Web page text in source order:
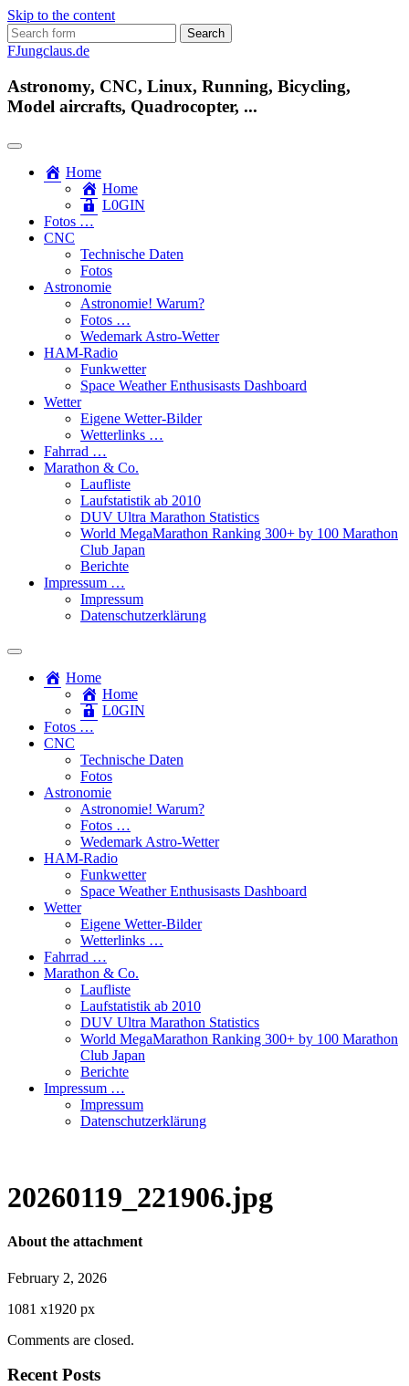
Skip to the content
Search
for:
FJungclaus.de
Astronomy, CNC, Linux, Running, Bicycling,
Model aircrafts, Quadrocopter, ...
Home
Home
L​0​​GIN
Fotos …
CNC
Technische Daten
Fotos
Astronomie
Astronomie! Warum?
Fotos …
Wedemark Astro-Wetter
HAM-Radio
Funkwetter
Space Weather Enthusisasts Dashboard
Wetter
Eigene Wetter-Bilder
Wetterlinks …
Fahrrad …
Marathon & Co.
Laufliste
Laufstatistik ab 2010
DUV Ultra Marathon Statistics
World MegaMarathon Ranking 300+ by 100 Marathon
Club Japan
Berichte
Impressum …
Impressum
Datenschutzerklärung
Toggle
search
field
Home
Home
L​0​​GIN
Fotos …
CNC
Technische Daten
Fotos
Astronomie
Astronomie! Warum?
Fotos …
Wedemark Astro-Wetter
HAM-Radio
Funkwetter
Space Weather Enthusisasts Dashboard
Wetter
Eigene Wetter-Bilder
Wetterlinks …
Fahrrad …
Marathon & Co.
Laufliste
Laufstatistik ab 2010
DUV Ultra Marathon Statistics
World MegaMarathon Ranking 300+ by 100 Marathon
Club Japan
Berichte
Impressum …
Impressum
Datenschutzerklärung
20260119_221906.jpg
About the attachment
February 2, 2026
1081 x1920 px
Comments are closed.
Recent Posts